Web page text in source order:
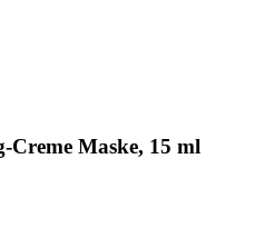
Maske, 15 ml